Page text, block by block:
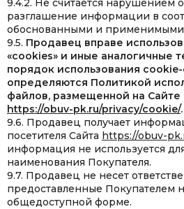
9.4.2. Не считается нарушением
разглашение информации в
обоснованными и применимыми
9.5. Продавец вправе
«cookies» и иные аналогичные
порядок использования
определяются Политикой
файлов, размещенной на Сайте
https://obuv-pk.ru/privacy/cookie/.
9.6. Продавец получает
посетителя Сайта https://obuv-
информация не используется
наименования Покупателя.
9.7. Продавец не несет
предоставленные Покупателем
общедоступной форме.